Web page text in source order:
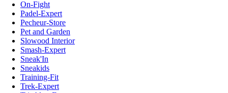
On-Fight
Padel-Expert
Pecheur-Store
Pet and Garden
Slowood Interior
Smash-Expert
Sneak'In
Sneakids
Training-Fit
Trek-Expert